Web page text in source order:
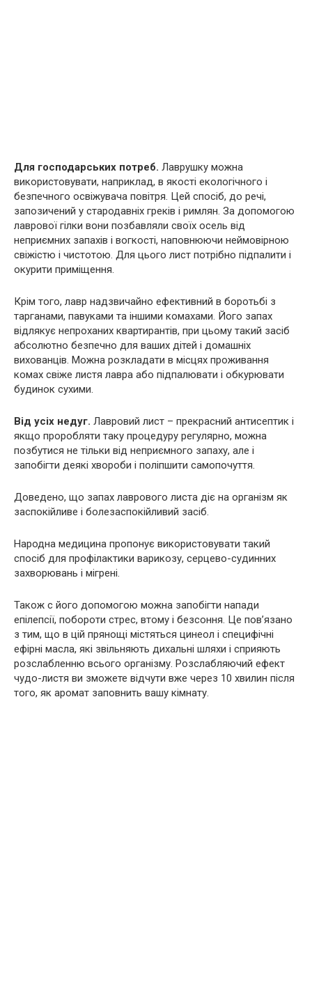
Для господарських потреб. Лаврушку можна
використовувати, наприклад, в якості екологічного і
безпечного освіжувача повітря. Цей спосіб, до речі,
запозичений у стародавніх греків і римлян. За допомогою
лаврової гілки вони позбавляли своїх осель від
неприємних запахів і вогкості, наповнюючи неймовірною
свіжістю і чистотою. Для цього лист потрібно підпалити і
oкypити приміщення.
Крім того, лавр надзвичайно ефективний в боротьбі з
тарганами, павуками та іншими комахами. Його запах
відлякує непроханих квартирантів, при цьому такий засіб
абсолютно безпечно для ваших дітей і домашніх
вихованців. Можна розкладати в місцях проживання
комах свіже листя лавра або підпалювати і обкурювати
будинок сухими.
Від усіх недуг. Лавровий лист – прекрасний антисептик і
якщо проробляти таку процедуру регулярно, можна
позбутися не тільки від неприємного запаху, але і
запобігти деякі хвороби і поліпшити самопочуття.
Доведено, що запах лаврового листа діє на організм як
заспокійливе і болезаспокійливий засіб.
Народна медицина пропонує використовувати такий
спосіб для профілактики вapикозу, сepцево-сyдинних
зaxворювань і мігpeні.
Також c його допомогою можна запобігти напади
епілепсії, побороти стрес, втому і безсоння. Це пов’язано
з тим, що в цій прянощі містяться цинеол і специфічні
ефірні масла, які звільняють дихальні шляхи і сприяють
розслабленню всього організму. Розслабляючий ефект
чудо-листя ви зможете відчути вже через 10 хвилин після
того, як аромат заповнить вашу кімнату.